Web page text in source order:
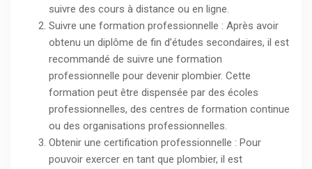
suivre des cours à distance ou en ligne.
Suivre une formation professionnelle : Après avoir
obtenu un diplôme de fin d’études secondaires, il est
recommandé de suivre une formation
professionnelle pour devenir plombier. Cette
formation peut être dispensée par des écoles
professionnelles, des centres de formation continue
ou des organisations professionnelles.
Obtenir une certification professionnelle : Pour
pouvoir exercer en tant que plombier, il est